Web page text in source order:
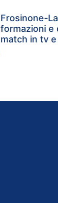
Frosinone-
formazioni e
match in tv